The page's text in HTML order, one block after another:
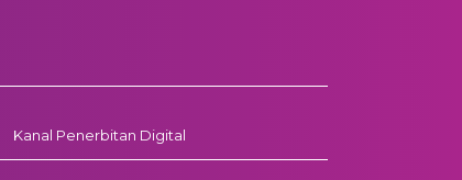
Kanal Penerbitan Digital